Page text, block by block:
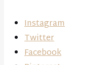
Instagram
Twitter
Facebook